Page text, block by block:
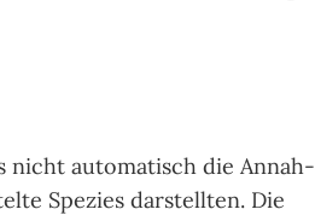
nicht auto­matisch die Annah­
Spe­zies dar­stell­ten. Die